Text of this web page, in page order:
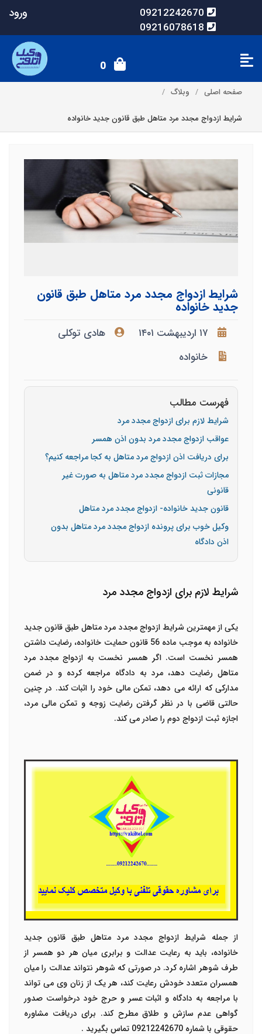
09212242670
09216078618
ورود
0
صفحه اصلی وبلاگ
شرایط ازدواج مجدد مرد متاهل طبق قانون جدید خانواده
شرایط ازدواج مجدد مرد متاهل طبق قانون
جدید خانواده
۱۷ اردیبهشت ۱۴۰۱
هادی توکلی
خانواده
فهرست مطالب
شرایط لازم برای ازدواج مجدد مرد
عواقب ازدواج مجدد مرد بدون اذن همسر
برای دریافت اذن ازدواج مرد متاهل به کجا مراجعه کنیم؟
مجازات ثبت ازدواج مجدد مرد متاهل به صورت غیر
قانونی
قانون جدید خانواده- ازدواج مجدد مرد متاهل
وکیل خوب برای پرونده ازدواج مجدد مرد متاهل بدون
اذن دادگاه
شرایط لازم برای ازدواج مجدد مرد
یکی از مهمترین شرایط ازدواج مجدد مرد متاهل طبق قانون جدید
خانواده به موجب ماده 56 قانون حمایت خانواده، رضایت داشتن
همسر نخست است. اگر همسر نخست به ازدواج مجدد مرد
متاهل رضایت دهد، مرد به دادگاه مراجعه کرده و در ضمن
مدارکی که ارائه می دهد، تمکن مالی خود را اثبات کند. در چنین
حالتی قاضی با در نظر گرفتن رضایت زوجه و تمکن مالی مرد،
اجازه ثبت ازدواج دوم را صادر می کند.
از جمله شرایط ازدواج مجدد مرد متاهل طبق قانون جدید
خانواده، باید به رعایت عدالت و برابری میان هر دو همسر از
طرف شوهر اشاره کرد. در صورتی که شوهر نتواند عدالت را میان
همسران متعدد خودش رعایت کند، هر یک از زنان وی می تواند
با مراجعه به دادگاه و اثبات عسر و حرج خود درخواست صدور
گواهی عدم سازش و طلاق مطرح کند. برای دریافت مشاوره
حقوقی با شماره 09212242670 تماس بگیرید .